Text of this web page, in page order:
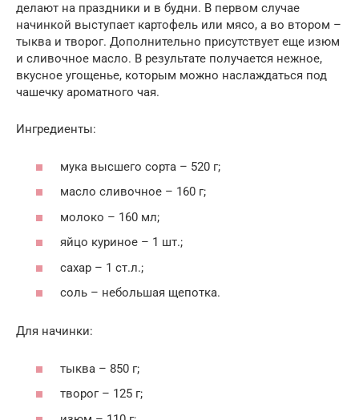
делают на праздники и в будни. В первом случае
начинкой выступает картофель или мясо, а во втором –
тыква и творог. Дополнительно присутствует еще изюм
и сливочное масло. В результате получается нежное,
вкусное угощенье, которым можно наслаждаться под
чашечку ароматного чая.
Ингредиенты:
мука высшего сорта – 520 г;
масло сливочное – 160 г;
молоко – 160 мл;
яйцо куриное – 1 шт.;
сахар – 1 ст.л.;
соль – небольшая щепотка.
Для начинки:
тыква – 850 г;
творог – 125 г;